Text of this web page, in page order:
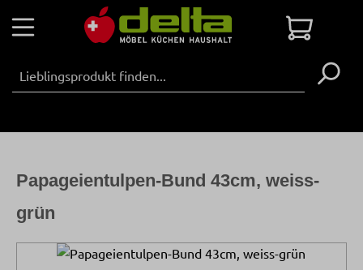
Zum Hauptinhalt springen
Bildergalerie überspringen
Papageientulpen-Bund 43cm, weiss-
grün